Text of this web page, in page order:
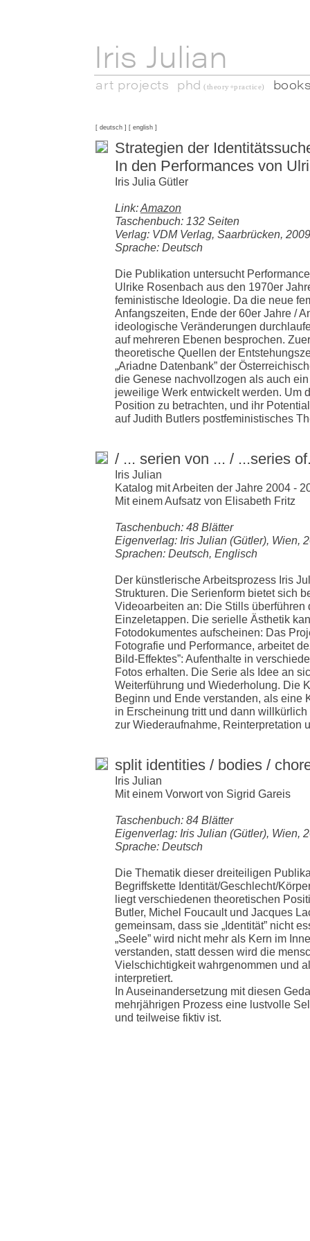
Iris Julian
art projects phd (theory+practice)
[ deutsch ] [ english ]
Strategien der
In den Performances von
Iris Julia Gütler
Link:Amazon
Taschenbuch: 132 Seiten
Verlag: VDM Verlag, Saarbrücken, 2009
Sprache: Deutsch
Die Publikation untersucht
Ulrike Rosenbach aus den 1970er
feministische Ideologie. Da die neue
Anfangszeiten, Ende der 60er Jahre /
ideologische Veränderungen
auf mehreren Ebenen besprochen.
theoretische Quellen der
„Ariadne Datenbank” der
die Genese nachvollzogen als auch
jeweilige Werk entwickelt werden. Um
Position zu betrachten, und ihr
auf Judith Butlers postfeministisches
/ ... serien von ... / ...series
Iris Julian
Katalog mit Arbeiten der Jahre 2004 -
Mit einem Aufsatz von Elisabeth Fritz
Taschenbuch: 48 Blätter
Eigenverlag: Iris Julian (Gütler), Wien,
Sprachen: Deutsch, Englisch
Der künstlerische Arbeitsprozess Iris
Strukturen. Die Serienform bietet sich
Videoarbeiten an: Die Stills
Einzeletappen. Die serielle Ästhetik
Fotodokumentes aufscheinen: Das
Fotografie und Performance, arbeitet
Bild-Effektes”: Aufenthalte in
Fotos erhalten. Die Serie als Idee an
Weiterführung und Wiederholung. Die
Beginn und Ende verstanden, als eine
in Erscheinung tritt und dann
zur Wiederaufnahme, Reinterpretation
split identities / bodies /
Iris Julian
Mit einem Vorwort von Sigrid Gareis
Taschenbuch: 84 Blätter
Eigenverlag: Iris Julian (Gütler), Wien,
Sprache: Deutsch
Die Thematik dieser dreiteiligen
Begriffskette Identität/Geschlecht/
liegt verschiedenen theoretischen
Butler, Michel Foucault und Jacques
gemeinsam, dass sie „Identität” nicht
„Seele” wird nicht mehr als Kern im
verstanden, statt dessen wird die
Vielschichtigkeit wahrgenommen und
interpretiert.
In Auseinandersetzung mit diesen
mehrjährigen Prozess eine lustvolle
und teilweise fiktiv ist.